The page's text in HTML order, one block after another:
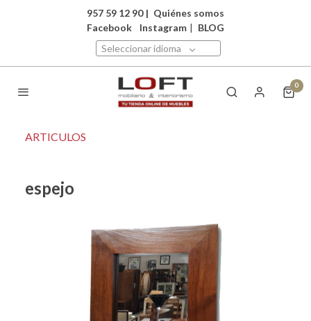
957 59 12 90 | Quiénes somos
Facebook
Instagram | BLOG
Seleccionar idioma
0
ARTICULOS
espejo